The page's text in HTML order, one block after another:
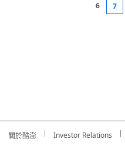
6 7
關於酷澎 Investor Relations